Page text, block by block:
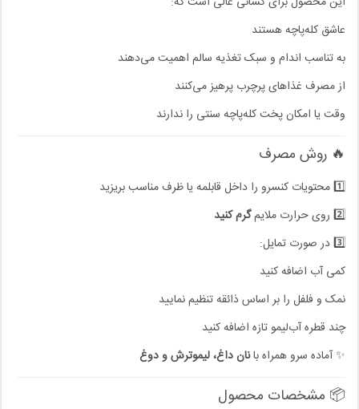
عاشق کله‌پاچه هستند
به تناسب اندام و سبک تغذیه سالم اهمیت می‌دهند
از مصرف غذاهای پرچرب پرهیز می‌کنند
وقت یا امکان پخت کله‌پاچه سنتی را ندارند
🔥 روش مصرف
1️⃣ محتویات کنسرو را داخل قابلمه یا ظرف مناسب بریزید
2️⃣ روی حرارت ملایم
گرم کنید
3️⃣ در صورت تمایل:
کمی آب اضافه کنید
نمک و فلفل را بر اساس ذائقه تنظیم نمایید
چند قطره آب‌لیمو تازه اضافه کنید
✨ آماده سرو همراه بانان داغ، لیموترش و دوغ
📦 مشخصات محصول